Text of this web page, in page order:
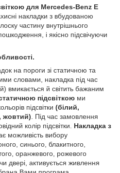
для Mercedes-Benz E
накладки з вбудованою
частину внутрішнього
і якісно підсвічуючи
на пороги зі статичною та
словами, накладка під час
вмикається й світить бажаним
підсвіткою ми
підсвітки (білий,
жовтий) . Під час замовлення
колір підсвітки. Накладка з
можливість вибору
синього, блакитного,
оранжевого, рожевого
двері, активується живлення